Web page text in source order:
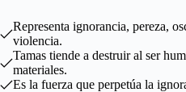
Representa ignorancia, pereza,
violencia.
Tamas tiende a destruir al ser
materiales.
Es la fuerza que perpetúa la